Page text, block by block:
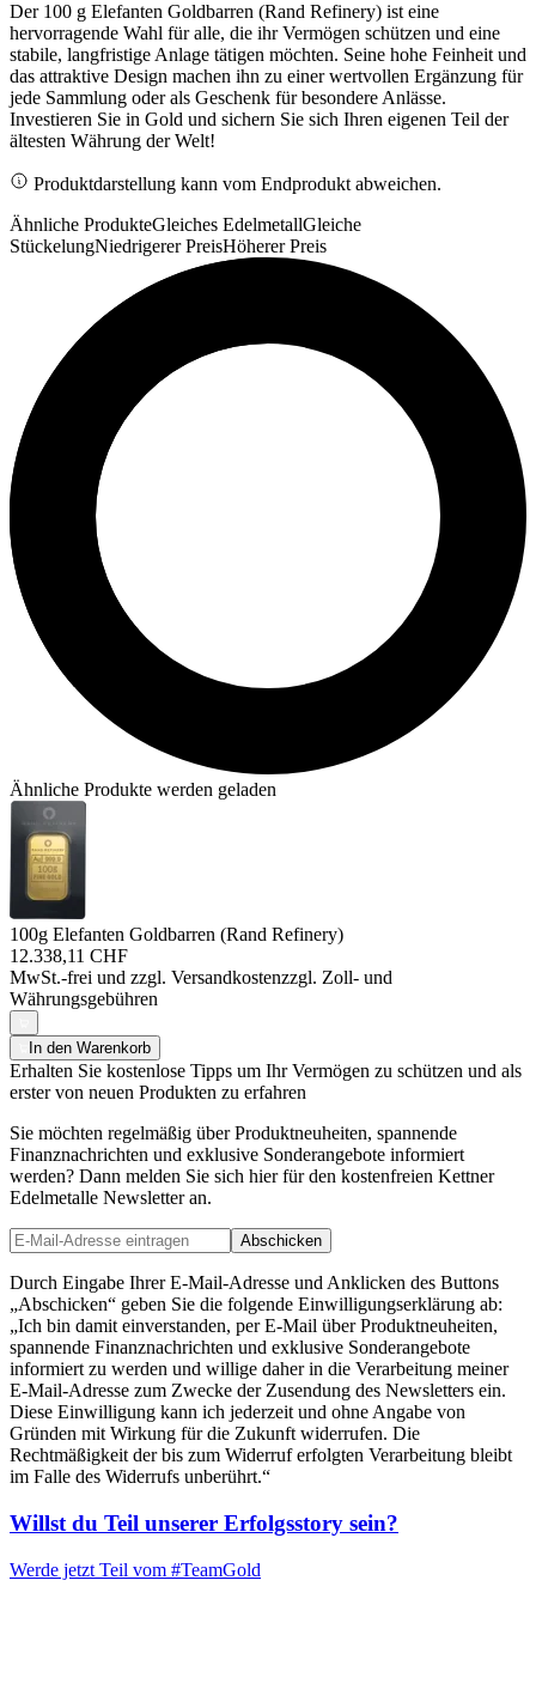
Der 100 g Elefanten Goldbarren (Rand Refinery) ist eine
hervorragende Wahl für alle, die ihr Vermögen schützen und eine
stabile, langfristige Anlage tätigen möchten. Seine hohe Feinheit und
das attraktive Design machen ihn zu einer wertvollen Ergänzung für
jede Sammlung oder als Geschenk für besondere Anlässe.
Investieren Sie in Gold und sichern Sie sich Ihren eigenen Teil der
ältesten Währung der Welt!
Produktdarstellung kann vom Endprodukt abweichen.
Ähnliche ProdukteGleiches EdelmetallGleiche
StückelungNiedrigerer PreisHöherer Preis
Ähnliche Produkte werden geladen
100g Elefanten Goldbarren (Rand Refinery)
12.338,11 CHF
MwSt.-frei und zzgl. Versandkostenzzgl. Zoll- und
Währungsgebühren
In den Warenkorb
Erhalten Sie kostenlose Tipps um Ihr Vermögen zu schützen und als
erster von neuen Produkten zu erfahren
Sie möchten regelmäßig über Produktneuheiten, spannende
Finanznachrichten und exklusive Sonderangebote informiert
werden? Dann melden Sie sich hier für den kostenfreien Kettner
Edelmetalle Newsletter an.
Abschicken
Durch Eingabe Ihrer E-Mail-Adresse und Anklicken des Buttons
„Abschicken“ geben Sie die folgende Einwilligungserklärung ab:
„Ich bin damit einverstanden, per E-Mail über Produktneuheiten,
spannende Finanznachrichten und exklusive Sonderangebote
informiert zu werden und willige daher in die Verarbeitung meiner
E-Mail-Adresse zum Zwecke der Zusendung des Newsletters ein.
Diese Einwilligung kann ich jederzeit und ohne Angabe von
Gründen mit Wirkung für die Zukunft widerrufen. Die
Rechtmäßigkeit der bis zum Widerruf erfolgten Verarbeitung bleibt
im Falle des Widerrufs unberührt.“
Willst du Teil unserer Erfolgsstory sein?
Werde jetzt Teil vom #TeamGold